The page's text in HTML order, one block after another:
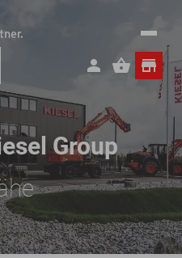
Group